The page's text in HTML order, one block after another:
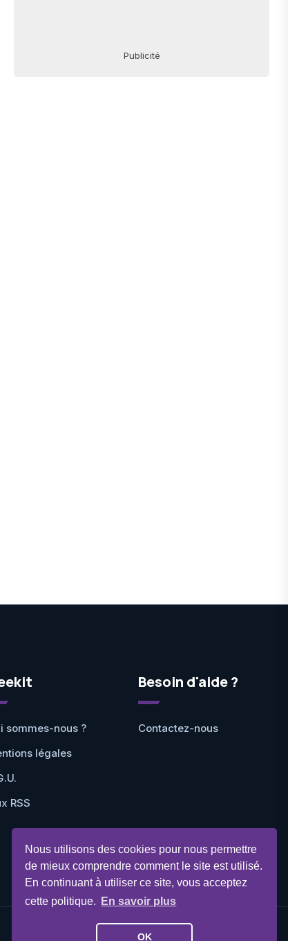
Nous utilisons des cookies pour nous permettre
de mieux comprendre comment le site est utilisé.
En continuant à utiliser ce site, vous acceptez
cette politique.
En savoir plus
OK
Publicité
sommes-nous ?
légales
RSS
Besoin d'aide ?
Contactez-nous